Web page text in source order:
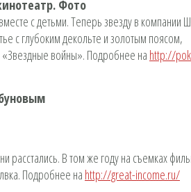
Фото
с детьми. Теперь звезду в компании
с глубоким декольте и золотым поясом,
«Звездные войны». Подробнее на http://
расстались. В том же году на съемках
Подробнее на http://great-income.ru/